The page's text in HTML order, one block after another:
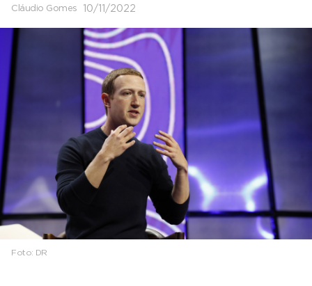
Cláudio Gomes 10/11/2022
Foto: DR